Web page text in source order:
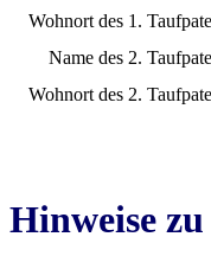
Wohnort des 1.
Name des 2.
Wohnort des 2.
Hinweise